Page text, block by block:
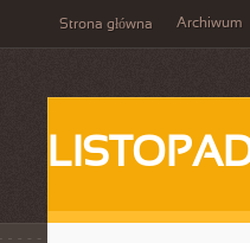
Strona główna Archiwum